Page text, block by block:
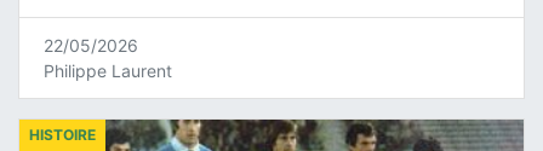
22/05/2026
Philippe Laurent
HISTOIRE